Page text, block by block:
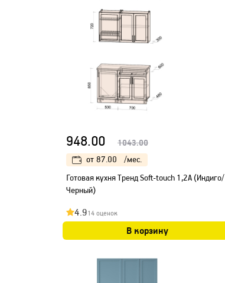
948.00 1043.00
от 87.00
/мес.
Готовая кухня Тренд Soft-touch 1,2А (Индиго/
Черный)
4.914 оценок
В корзину